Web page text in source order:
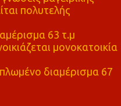
πολυτελής
63 τ.μ
μονοκατοικία
διαμέρισμα 67